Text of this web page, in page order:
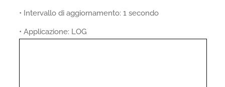
• Intervallo di aggiornamento: 1 secondo
• Applicazione: LOG